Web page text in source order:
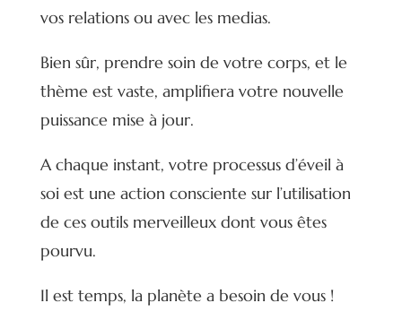
vos relations ou avec les medias.
Bien sûr, prendre soin de votre corps, et le
thème est vaste, amplifiera votre nouvelle
puissance mise à jour.
A chaque instant, votre processus d’éveil à
soi est une action consciente sur l’utilisation
de ces outils merveilleux dont vous êtes
pourvu.
Il est temps, la planète a besoin de vous !